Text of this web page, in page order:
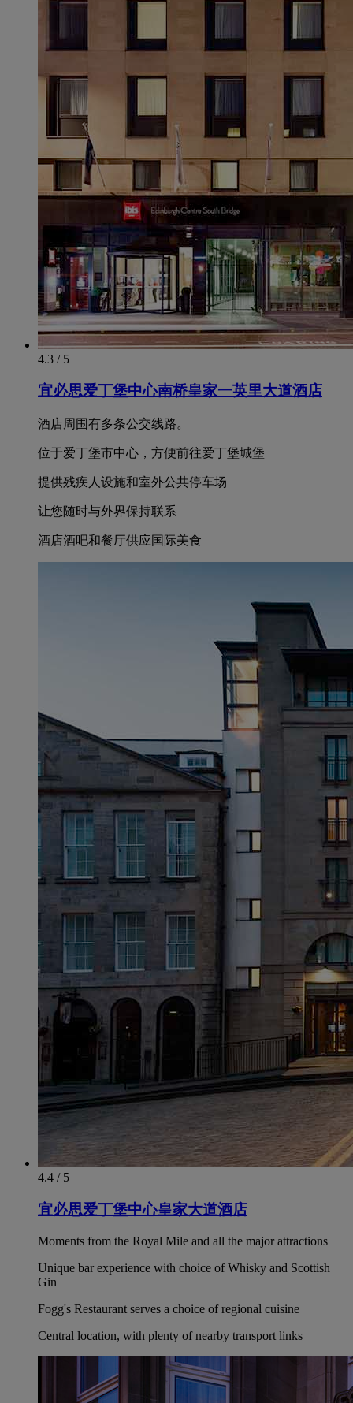
4.3 / 5
宜必思爱丁堡中心南桥皇家一英里大道酒店
酒店周围有多条公交线路。
位于爱丁堡市中心，方便前往爱丁堡城堡
提供残疾人设施和室外公共停车场
让您随时与外界保持联系
酒店酒吧和餐厅供应国际美食
4.4 / 5
宜必思爱丁堡中心皇家大道酒店
Moments from the Royal Mile and all the major attractions
Unique bar experience with choice of Whisky and Scottish
Gin
Fogg's Restaurant serves a choice of regional cuisine
Central location, with plenty of nearby transport links